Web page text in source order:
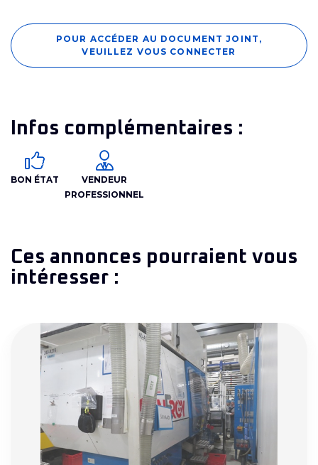
POUR ACCÉDER AU DOCUMENT JOINT,
VEUILLEZ VOUS CONNECTER
Infos complémentaires :
BON ÉTAT
VENDEUR
PROFESSIONNEL
Ces annonces pourraient vous
intéresser :